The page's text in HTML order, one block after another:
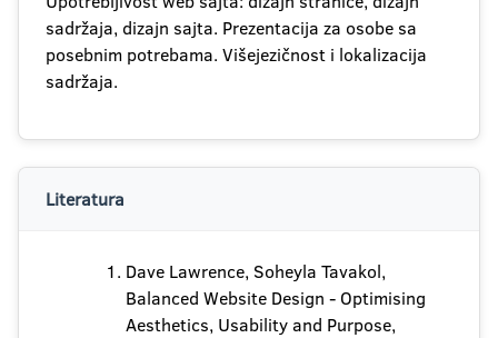
sadržaja, dizajn sajta. Prezentacija za osobe sa
posebnim potrebama. Višejezičnost i lokalizacija
sadržaja.
Literatura
Dave Lawrence, Soheyla Tavakol,
Balanced Website Design - Optimising
Aesthetics, Usability and Purpose,